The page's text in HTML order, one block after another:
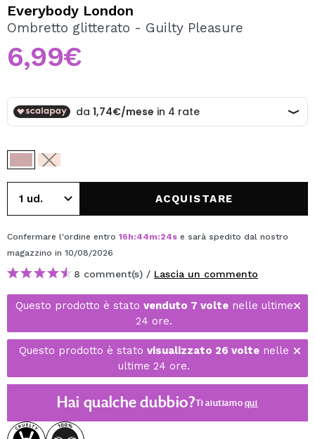
Creando un account su Maquibeauty.it potrai fare i tuoi
acquisti velocemente, controllare lo stato dei tuoi ordini e
consultare le tue operazioni precedenti.
CREARE UN ACCOUNT
Everybody London
Ombretto glitterato - Guilty Pleasure
6,99€
ACQUISTARE
Confermare l'ordine entro 16h:44m:24s e sarà spedito dal nostro
magazzino in 10/08/2026
8 comment(s) / Lascia un commento
Questo prodotto è stato venduto 7 voltenelle ultime
24 ore.
Questo prodotto è stato visualizzato 26 volte nelle
ultime 24 ore.
Hai qualche dubbio?Ti aiutiamoqui